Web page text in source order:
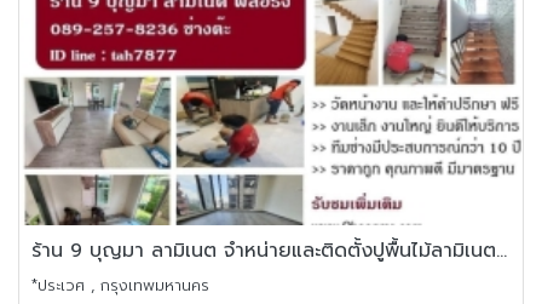
ร้าน 9 บุญมา ลามิเนต จำหน่ายและติดตั้งปูพื้นไม้ลามิเนต 0892578236
*ประเวศ , กรุงเทพมหานคร